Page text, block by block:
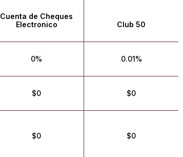
Cuenta de Cheques
Electronico
Club 50
0% 0.01%
$0 $0
$0 $0